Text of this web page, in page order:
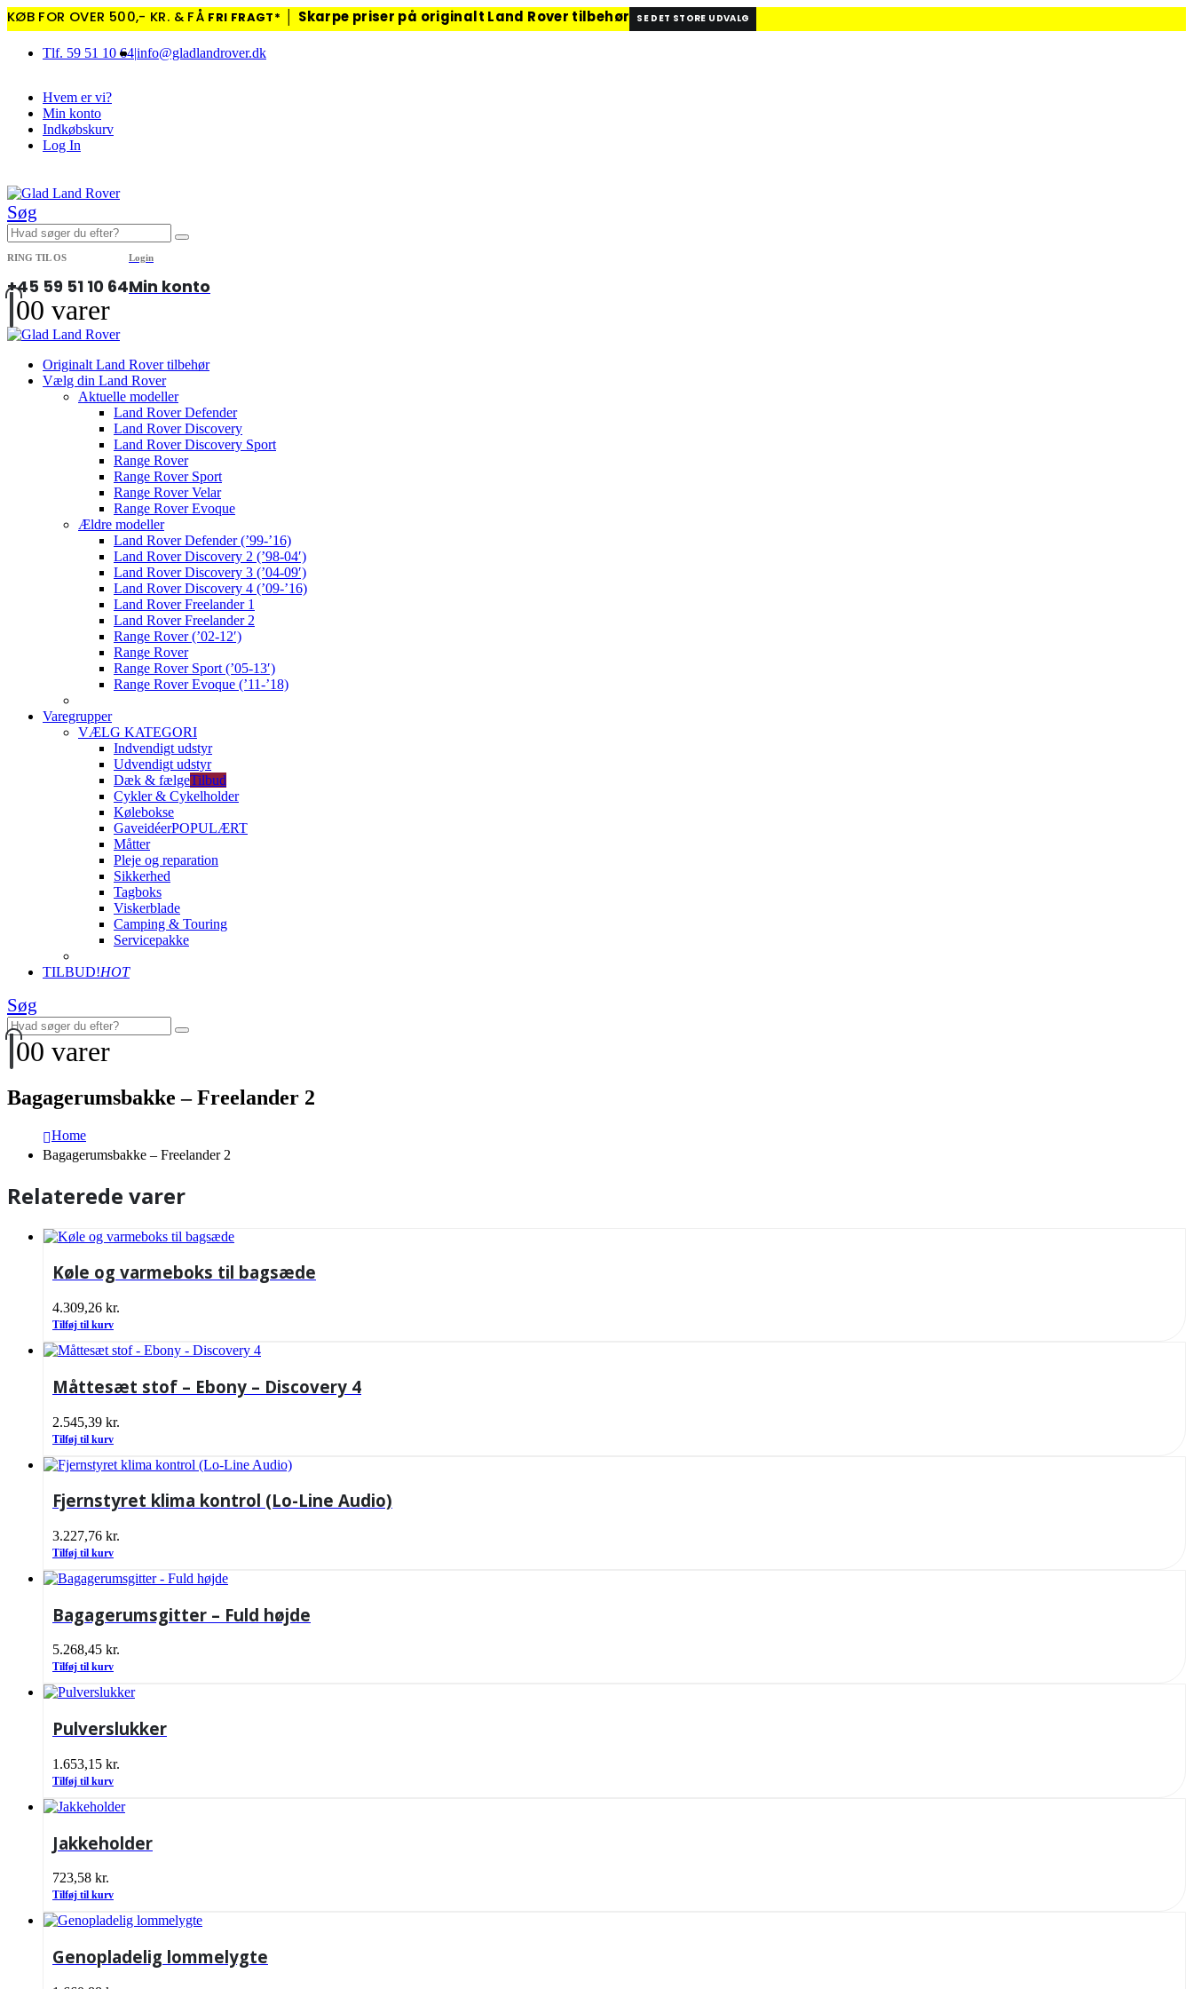
KØB FOR OVER 500,- KR. & FÅ FRI FRAGT* Skarpe priser på originalt Land Rover tilbehør SE DET STORE UDVALG
Tlf. 59 51 10 64|info@gladlandrover.dk
Hvem er vi?
Min konto
Indkøbskurv
Log In
Søg
RING TIL OS
+45 59 51 10 64
Login
Min konto
00 varer
Originalt Land Rover tilbehør
Vælg din Land Rover
Aktuelle modeller
Land Rover Defender
Land Rover Discovery
Land Rover Discovery Sport
Range Rover
Range Rover Sport
Range Rover Velar
Range Rover Evoque
Ældre modeller
Land Rover Defender (’99-’16)
Land Rover Discovery 2 (’98-04′)
Land Rover Discovery 3 (’04-09′)
Land Rover Discovery 4 (’09-’16)
Land Rover Freelander 1
Land Rover Freelander 2
Range Rover (’02-12′)
Range Rover
Range Rover Sport (’05-13′)
Range Rover Evoque (’11-’18)
Varegrupper
VÆLG KATEGORI
Indvendigt udstyr
Udvendigt udstyr
Dæk & fælgeTilbud
Cykler & Cykelholder
Kølebokse
GaveidéerPOPULÆRT
Måtter
Pleje og reparation
Sikkerhed
Tagboks
Viskerblade
Camping & Touring
Servicepakke
TILBUD!HOT
Søg
00 varer
Bagagerumsbakke – Freelander 2
Home
Bagagerumsbakke – Freelander 2
Relaterede varer
Køle og varmeboks til bagsæde
4.309,26 kr.
Tilføj til kurv
Måttesæt stof – Ebony – Discovery 4
2.545,39 kr.
Tilføj til kurv
Fjernstyret klima kontrol (Lo-Line Audio)
3.227,76 kr.
Tilføj til kurv
Bagagerumsgitter – Fuld højde
5.268,45 kr.
Tilføj til kurv
Pulverslukker
1.653,15 kr.
Tilføj til kurv
Jakkeholder
723,58 kr.
Tilføj til kurv
Genopladelig lommelygte